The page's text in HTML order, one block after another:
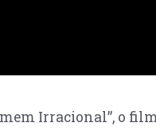
Irracional”, o